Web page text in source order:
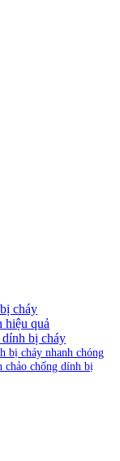
cháy
hiệu quả
dính bị cháy
bị cháy nhanh chóng
chống dính bị